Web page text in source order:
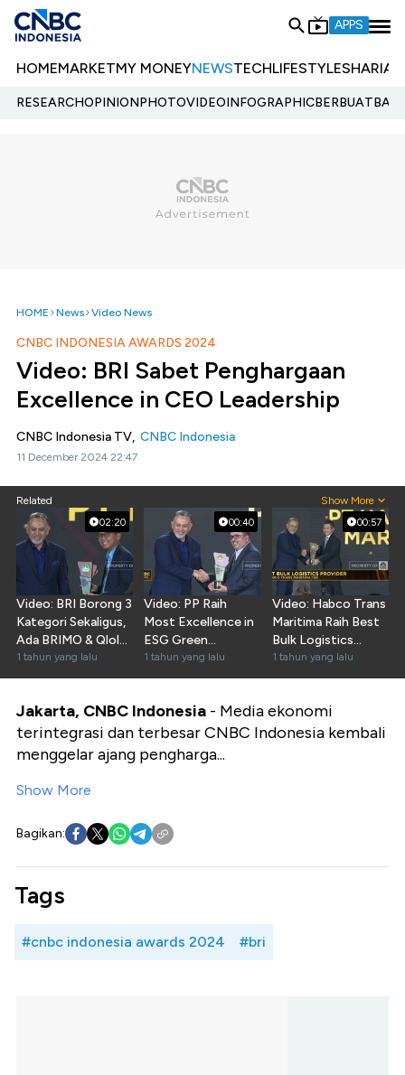
APPS
HOMEMARKETMY MONEYNEWSTECHLIFESTYLESHARIA
RESEARCHOPINIONPHOTOVIDEOINFOGRAPHIC
HOME News Video News
CNBC INDONESIA AWARDS 2024
Video: BRI Sabet Penghargaan
Excellence in CEO Leadership
CNBC Indonesia TV, CNBC Indonesia
11 December 2024 22:47
Related Show More
02:20
Video: BRI Borong 3
Kategori Sekaligus,
Ada BRIMO & Qlola
by BRI
1 tahun yang lalu
00:40
Video: PP Raih
Most Excellence in
ESG Green
Construction
Practices
1 tahun yang lalu
00:57
Video: Habco Trans
Maritima Raih Best
Bulk Logistics
Provider
1 tahun yang lalu
Jakarta, CNBC Indonesia - Media ekonomi
terintegrasi dan terbesar CNBC Indonesia kembali
menggelar ajang pengharga...
Show More
Bagikan:
Tags
#cnbc indonesia awards 2024 #bri